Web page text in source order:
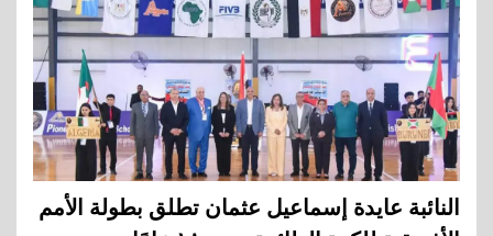
النائبة عايدة إسماعيل عثمان تطلق بطولة الأمم